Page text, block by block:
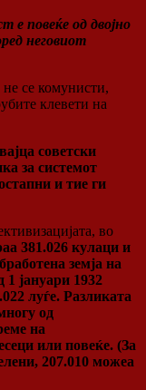
е повеќе од двојно
неговиот
се комунисти,
клевети на
советски
за системот
и тие ги
во
381.026 кулаци и
земја на
јануари 1932
луѓе. Разликата
од
на
или повеќе. (За
207.010 можеа